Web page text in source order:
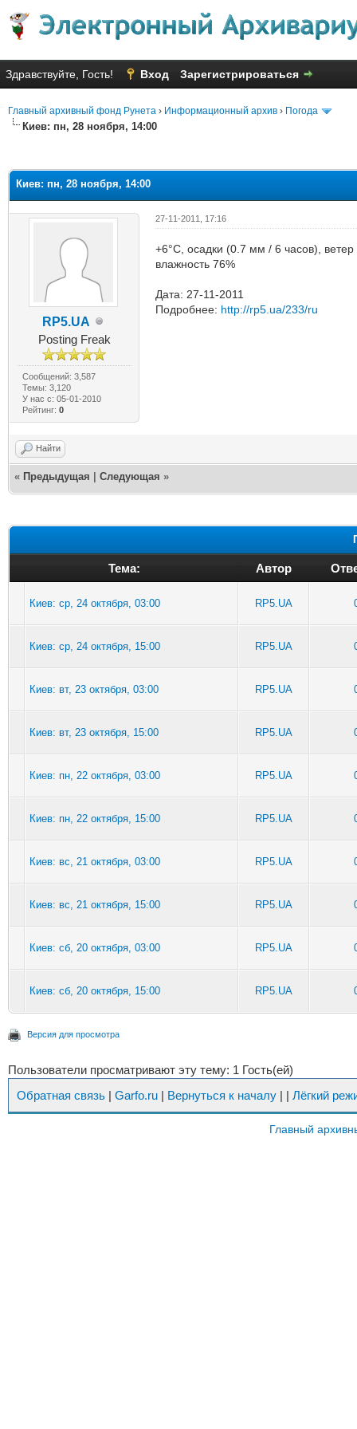
Здравствуйте, Гость! Вход Зарегистрироваться
Главный архивный фонд Рунета › Информационный архив › Погода
Киев: пн, 28 ноября, 14:00
Киев: пн, 28 ноября, 14:00
RP5.UA
Posting Freak
Сообщений: 3,587
Темы: 3,120
У нас с: 05-01-2010
Рейтинг: 0
27-11-2011, 17:16
+6°C, осадки (0.7 мм / 6 часов),
влажность 76%
Дата: 27-11-2011
Подробнее: http://rp5.ua/233/ru
Найти
« Предыдущая Следующая »
Тема: Автор
Киев: ср, 24 октября, 03:00 RP5.UA
Киев: ср, 24 октября, 15:00 RP5.UA
Киев: вт, 23 октября, 03:00 RP5.UA
Киев: вт, 23 октября, 15:00 RP5.UA
Киев: пн, 22 октября, 03:00 RP5.UA
Киев: пн, 22 октября, 15:00 RP5.UA
Киев: вс, 21 октября, 03:00 RP5.UA
Киев: вс, 21 октября, 15:00 RP5.UA
Киев: сб, 20 октября, 03:00 RP5.UA
Киев: сб, 20 октября, 15:00 RP5.UA
Версия для просмотра
Пользователи просматривают эту тему: 1 Гость(ей)
Обратная связь | Garfo.ru | Вернуться к началу | | Лёгкий
Главный